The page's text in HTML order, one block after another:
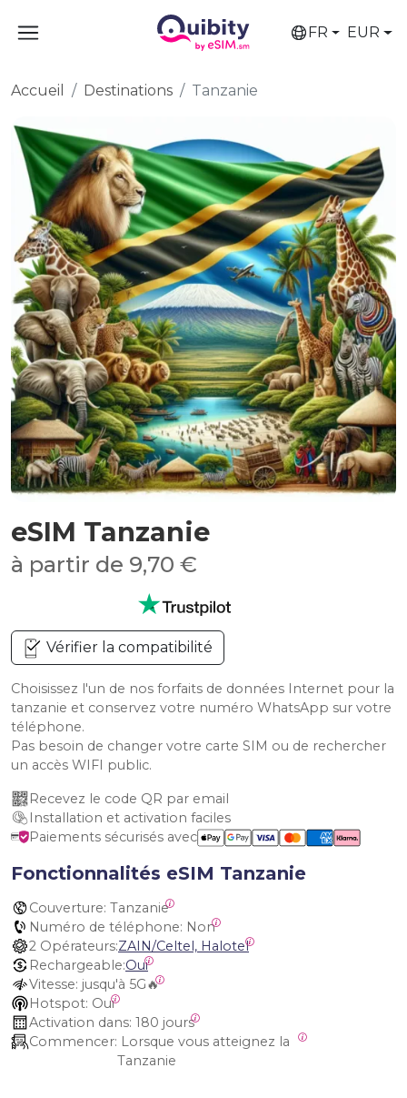
FR EUR
Accueil Destinations Tanzanie
eSIM Tanzanie
à partir de 9,70 €
Vérifier la compatibilité
Choisissez l'un de nos forfaits de données Internet pour la
tanzanie et conservez votre numéro WhatsApp sur votre
téléphone.
Pas besoin de changer votre carte SIM ou de rechercher
un accès WIFI public.
Recevez le code QR par email
Installation et activation faciles
Paiements sécurisés avec
Fonctionnalités eSIM Tanzanie
Couverture: Tanzanie
Numéro de téléphone: Non
2 Opérateurs:ZAIN/Celtel, Halotel
Rechargeable:Oui
Vitesse: jusqu'à 5G🔥
Hotspot: Oui
Activation dans: 180 jours
Commencer:
Tanzanie